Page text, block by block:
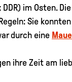
im Osten. Die
Sie
durch eine
ihre Zeit am